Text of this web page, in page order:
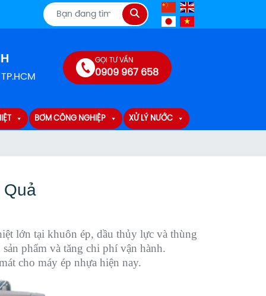
Tìm
kiếm
GỌI TƯ VẤN
0909 967 658
BƠM CÔNG NGHIỆP XỬ LÝ NƯỚC
Quả
lớn tại khuôn ép, dầu thủy lực và thùng
phẩm và tăng chi phí vận hành.
cho máy ép nhựa hiện nay.